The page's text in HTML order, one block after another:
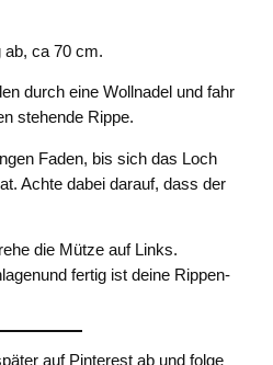
ab, ca 70 cm.
durch eine Wollnadel und fahr
stehende Rippe.
Faden, bis sich das Loch
Achte dabei darauf, dass der
die Mütze auf Links.
fertig ist deine Rippen-
auf Pinterest ab und folge